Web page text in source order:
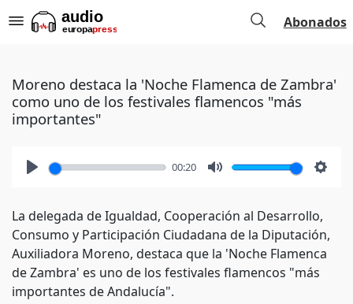
Abonados
Moreno destaca la 'Noche Flamenca de Zambra'
como uno de los festivales flamencos "más
importantes"
00:20
La delegada de Igualdad, Cooperación al Desarrollo,
Consumo y Participación Ciudadana de la Diputación,
Auxiliadora Moreno, destaca que la 'Noche Flamenca
de Zambra' es uno de los festivales flamencos "más
importantes de Andalucía".